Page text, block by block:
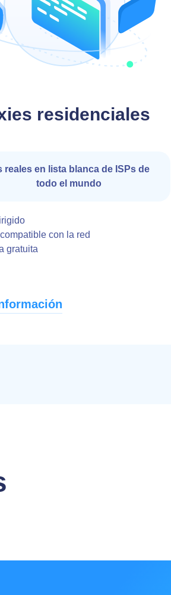
residenciales
reales en lista blanca de ISPs de
todo el mundo
con la red
gratuita